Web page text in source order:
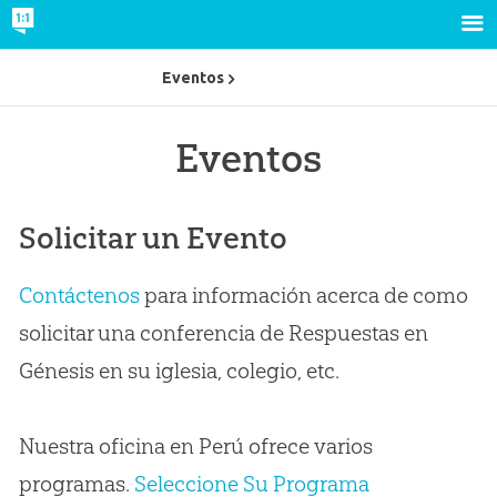
Eventos
Solicitar un Evento
Contáctenospara información acerca de como
solicitar una conferencia de Respuestas en
Génesis en su iglesia, colegio, etc.
Nuestra oficina en Perú ofrece varios
programas. Seleccione Su Programa
Eventos